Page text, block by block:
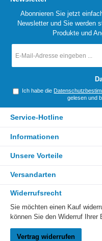
Abonnieren Sie jetzt
Newsletter und Sie werden
Produkte und
Mail-
Ich habe die
gelesen und
Service-Hotline
Informationen
Unsere Vorteile
Versandarten
Widerrufsrecht
Sie möchten einen Kauf
können Sie den Widerruf Ihrer
Vertrag widerrufen